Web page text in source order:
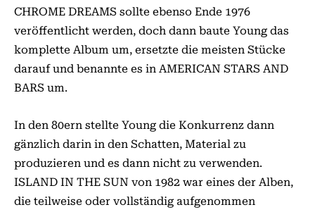
CHROME DREAMS sollte ebenso Ende 1976
veröffentlicht werden, doch dann baute Young das
komplette Album um, ersetzte die meisten Stücke
darauf und benannte es in AMERICAN STARS AND
BARS um.
In den 80ern stellte Young die Konkurrenz dann
gänzlich darin in den Schatten, Material zu
produzieren und es dann nicht zu verwenden.
ISLAND IN THE SUN von 1982 war eines der Alben,
die teilweise oder vollständig aufgenommen